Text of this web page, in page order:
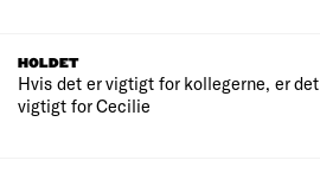
HOLDET
Hvis det er vigtigt for kollegerne, er det
vigtigt for Cecilie